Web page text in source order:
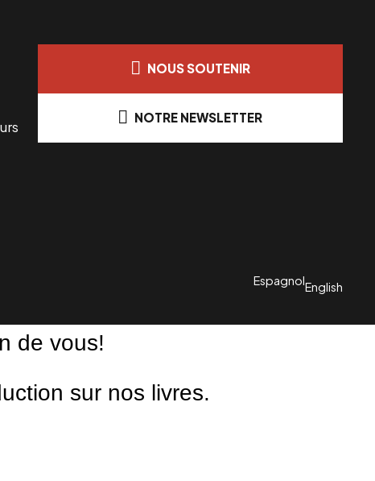
NOUS SOUTENIR
NOTRE NEWSLETTER
EspagnolEnglish
de vous!
sur nos livres.